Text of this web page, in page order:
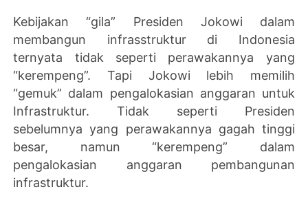
Kebijakan “gila” Presiden Jokowi dalam
membangun infrasstruktur di Indonesia
ternyata tidak seperti perawakannya yang
“kerempeng”. Tapi Jokowi lebih memilih
“gemuk” dalam pengalokasian anggaran untuk
Infrastruktur. Tidak seperti Presiden
sebelumnya yang perawakannya gagah tinggi
besar, namun “kerempeng” dalam
pengalokasian anggaran pembangunan
infrastruktur.